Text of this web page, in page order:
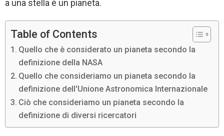
a una stella è un pianeta.
Table of Contents
Quello che è considerato un pianeta secondo la
definizione della NASA
Quello che consideriamo un pianeta secondo la
definizione dell'Unione Astronomica Internazionale
Ciò che consideriamo un pianeta secondo la
definizione di diversi ricercatori